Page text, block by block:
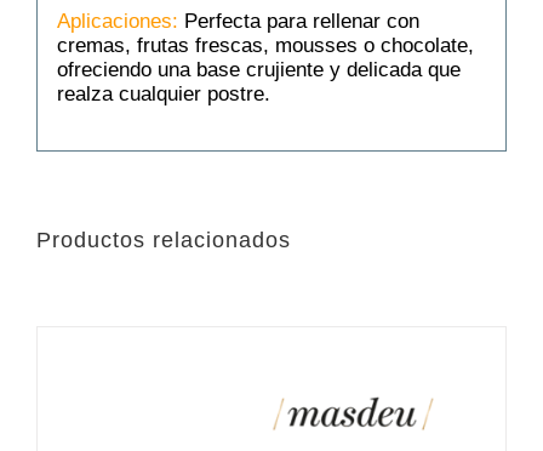
Aplicaciones: Perfecta para rellenar con
cremas, frutas frescas, mousses o chocolate,
ofreciendo una base crujiente y delicada que
realza cualquier postre.
Productos relacionados